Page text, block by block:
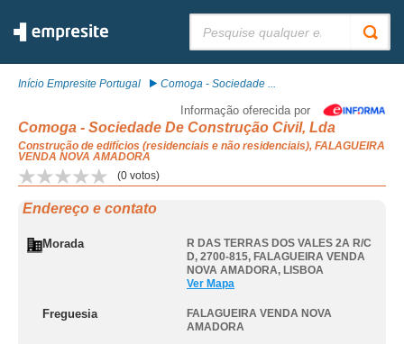
Início Empresite Portugal Comoga - Sociedade ...
Informação oferecida por
Comoga - Sociedade De Construção Civil, Lda
Construção de edifícios (residenciais e não residenciais), FALAGUEIRA
VENDA NOVA AMADORA
(0 votos)
Endereço e contato
Morada
R DAS TERRAS DOS VALES 2A R/C
D, 2700-815, FALAGUEIRA VENDA
NOVA AMADORA, LISBOA
Ver Mapa
Freguesia
FALAGUEIRA VENDA NOVA
AMADORA